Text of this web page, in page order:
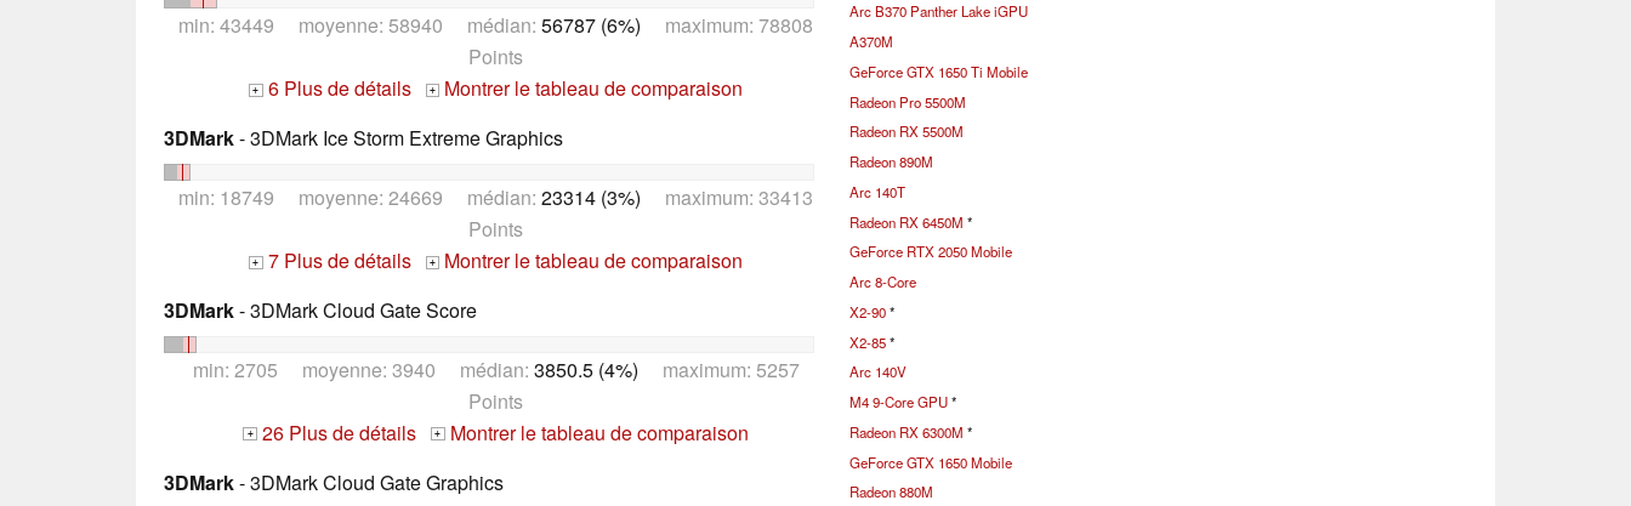
min: 43449 moyenne: 58940 médian: 56787 (6%) maximum: 78808
Points
+ 6 Plus de détails +
Montrer le tableau de comparaison
3DMark- 3DMark Ice Storm Extreme Graphics
min: 18749 moyenne: 24669 médian: 23314 (3%) maximum: 33413
Points
+ 7 Plus de détails +
Montrer le tableau de comparaison
3DMark- 3DMark Cloud Gate Score
min: 2705 moyenne: 3940 médian: 3850.5 (4%) maximum: 5257
Points
+ 26 Plus de détails + Montrer le tableau de comparaison
3DMark- 3DMark Cloud Gate Graphics
Arc B370 Panther Lake iGPU
A370M
GeForce GTX 1650 Ti Mobile
Radeon Pro 5500M
Radeon RX 5500M
Radeon 890M
Arc 140T
Radeon RX 6450M *
GeForce RTX 2050 Mobile
Arc 8-Core
X2-90*
X2-85*
Arc 140V
M4 9-Core GPU*
Radeon RX 6300M *
GeForce GTX 1650 Mobile
Radeon 880M